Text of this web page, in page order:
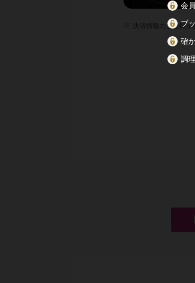
決済情報のご登録
会
ブ
確
調